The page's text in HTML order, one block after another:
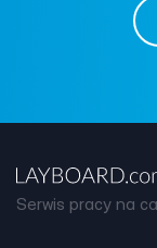
Serwis pracy na